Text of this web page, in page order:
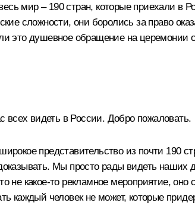
мир – 190 стран, которые приехали в
сложности, они боролись за право
это душевное обращение на церемонии
всех видеть в России. Добро пожаловать.
представительство из почти 190
Мы просто рады видеть
не какое-то рекламное мероприятие,
каждый человек не может, которые